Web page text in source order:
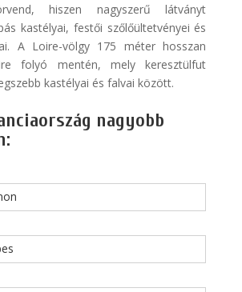
hiszen nagyszerű látványt
kastélyai, festői szőlőültetvényei és
A Loire-völgy 175 méter hosszan
folyó mentén, mely keresztülfut
kastélyai és falvai között.
nagyobb